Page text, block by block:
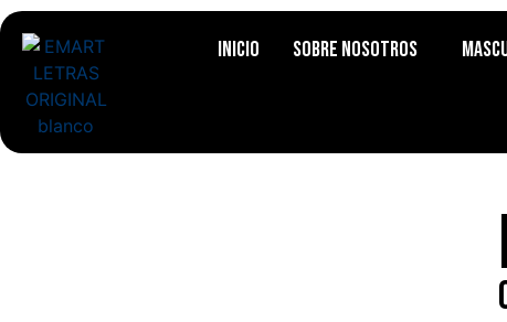
Inicio Sobre Nosotros